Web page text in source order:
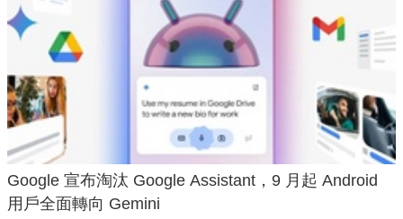
Google 宣布淘汰 Google Assistant，9 月起 Android
用戶全面轉向 Gemini